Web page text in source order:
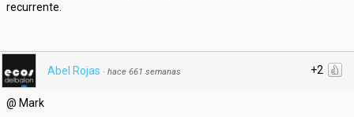
recurrente.
+2
Abel Rojas · hace 661 semanas
@ Mark